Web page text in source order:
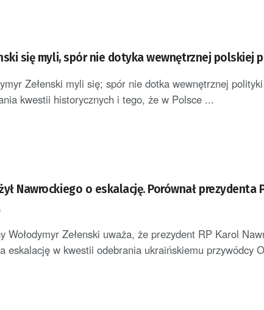
się myli, spór nie dotyka wewnętrznej polskiej
Zełenski myli się; spór nie dotka wewnętrznej
kwestii historycznych i tego, że w Polsce ...
Nawrockiego o eskalację. Porównał prezydenta
Wołodymyr Zełenski uważa, że prezydent RP Karol
eskalację w kwestii odebrania ukraińskiemu przywódcy